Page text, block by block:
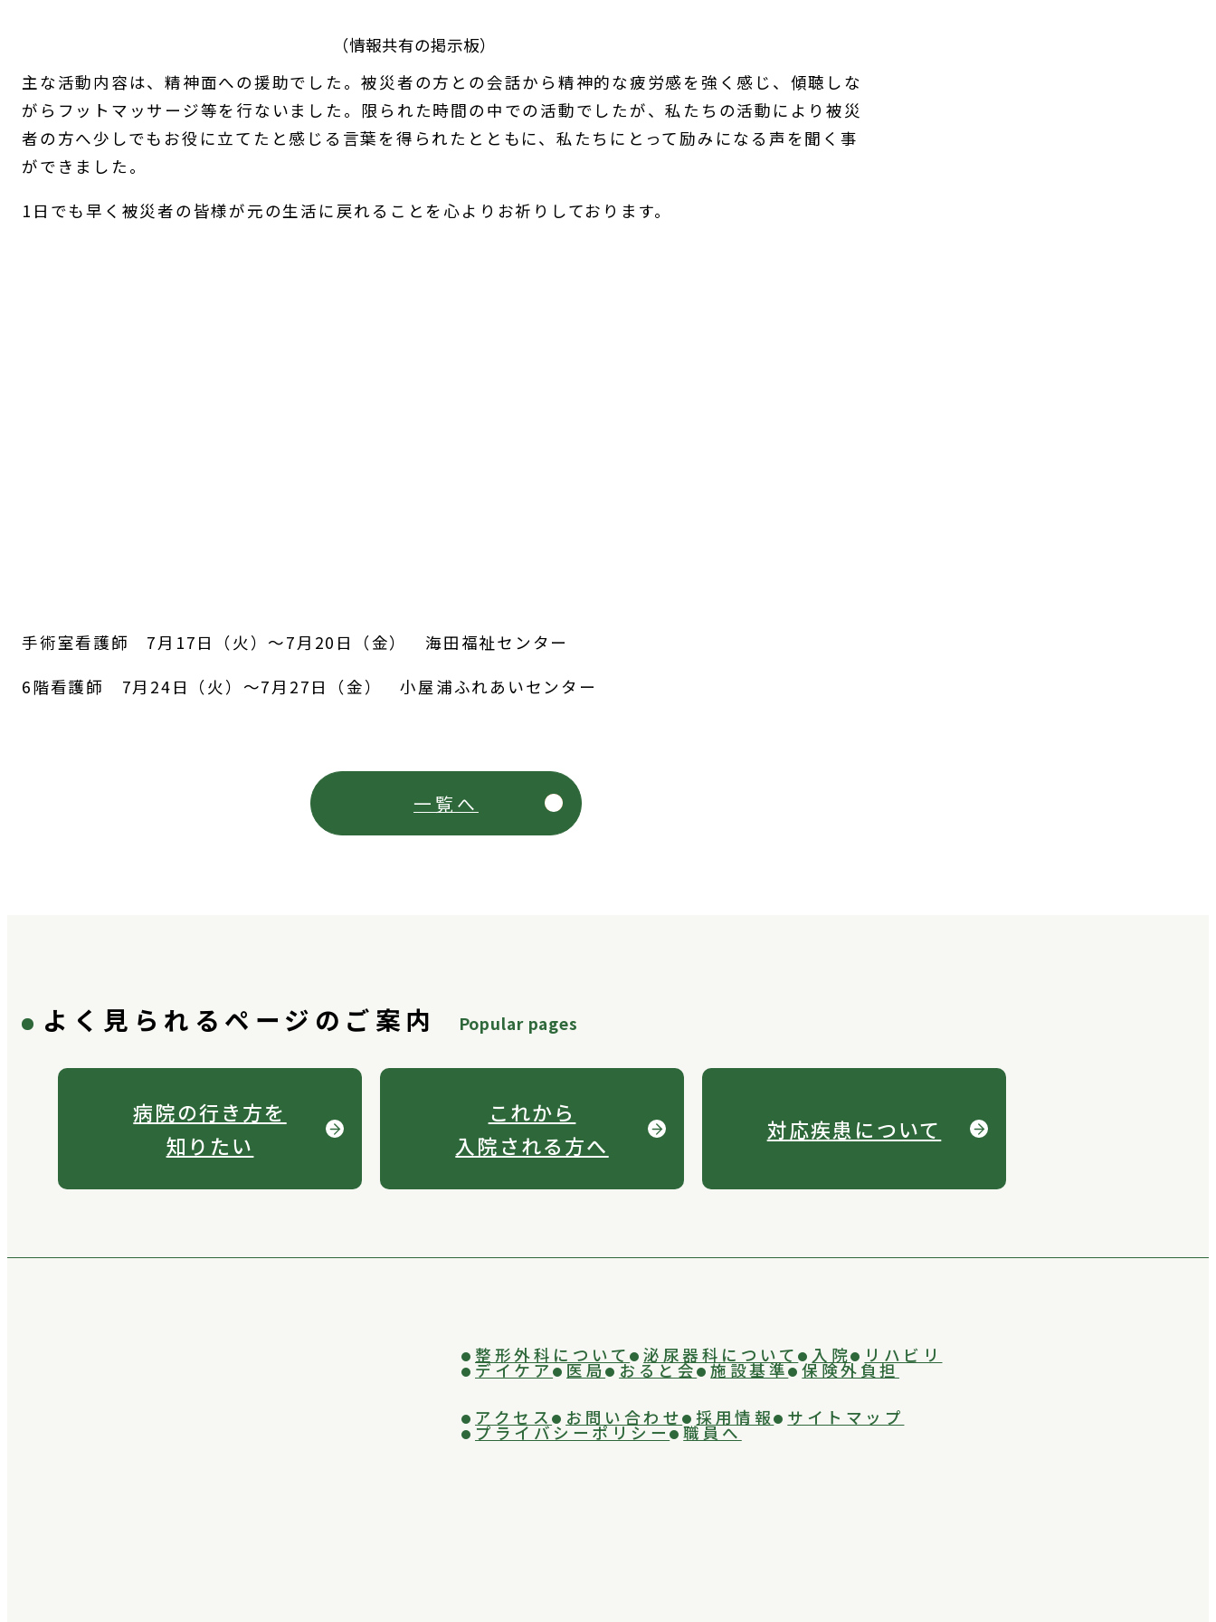
（情報共有の掲示板）
主な活動内容は、精神面への援助でした。被災者の方との会話から精神的な疲労感を強く感じ、傾聴しな
がらフットマッサージ等を行ないました。限られた時間の中での活動でしたが、私たちの活動により被災
者の方へ少しでもお役に立てたと感じる言葉を得られたとともに、私たちにとって励みになる声を聞く事
ができました。
1日でも早く被災者の皆様が元の生活に戻れることを心よりお祈りしております。
手術室看護師 7月17日（火）～7月20日（金） 海田福祉センター
6階看護師 7月24日（火）～7月27日（金） 小屋浦ふれあいセンター
一覧へ
よく見られるページのご案内 Popular pages
病院の行き方を
知りたい
これから
入院される方へ
対応疾患について
整形外科について 泌尿器科について 入院 リハビリ
デイケア 医局 おると会 施設基準 保険外負担
アクセス お問い合わせ 採用情報 サイトマップ
プライバシーポリシー 職員へ